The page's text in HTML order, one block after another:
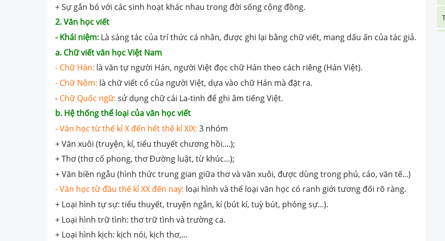
+ Sự gắn bó với các sinh hoạt khác nhau trong đời sống cộng đồng.
2. Văn học viết
- Khái niệm: Là sáng tác của trí thức cá nhân, được ghi lại bằng chữ viết, mang dấu ấn của tác giả.
a. Chữ viết văn học Việt Nam
- Chữ Hán: là văn tự người Hán, người Việt đọc chữ Hán theo cách riêng (Hán Việt).
- Chữ Nôm: là chữ viết cổ của người Việt, dựa vào chữ Hán mà đặt ra.
- Chữ Quốc ngữ: sử dụng chữ cái La-tinh để ghi âm tiếng Việt.
b. Hệ thống thể loại của văn học viết
- Văn học từ thế kỉ X đến hết thế kỉ XIX: 3 nhóm
+ Văn xuôi (truyện, kí, tiểu thuyết chương hồi....);
+ Thơ (thơ cổ phong, thơ Đường luật, từ khúc...);
+ Văn biền ngẫu (hình thức trung gian giữa thơ và văn xuôi, được dùng trong phú, cáo, văn tế...)
- Văn học từ đầu thế kỉ XX đến nay: loại hình và thể loại văn học có ranh giới tương đối rõ ràng.
+ Loại hình tự sự: tiểu thuyết, truyện ngắn, kí (bút kí, tuỳ bút, phóng sự...).
+ Loại hình trữ tình: thơ trữ tình và trường ca.
+ Loại hình kịch: kịch nói, kịch thơ,...